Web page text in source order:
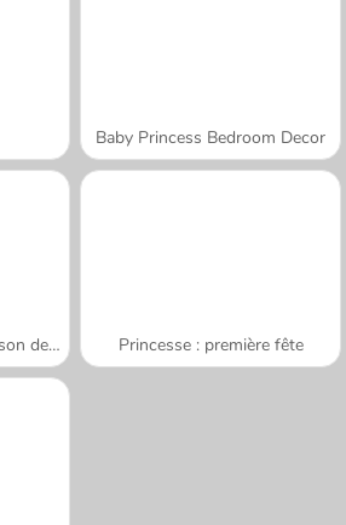
Baby Princess Bedroom Decor
Princesse de glace : maison de poupée Princesse : première fête